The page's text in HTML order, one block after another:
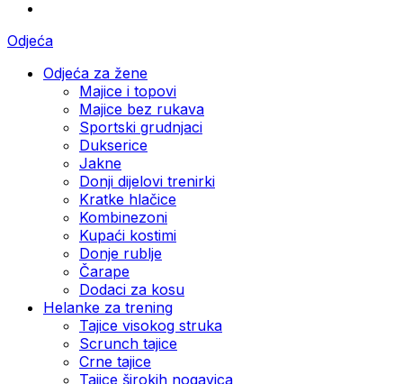
Odjeća
Odjeća za žene
Majice i topovi
Majice bez rukava
Sportski grudnjaci
Dukserice
Jakne
Donji dijelovi trenirki
Kratke hlačice
Kombinezoni
Kupaći kostimi
Donje rublje
Čarape
Dodaci za kosu
Helanke za trening
Tajice visokog struka
Scrunch tajice
Crne tajice
Tajice širokih nogavica